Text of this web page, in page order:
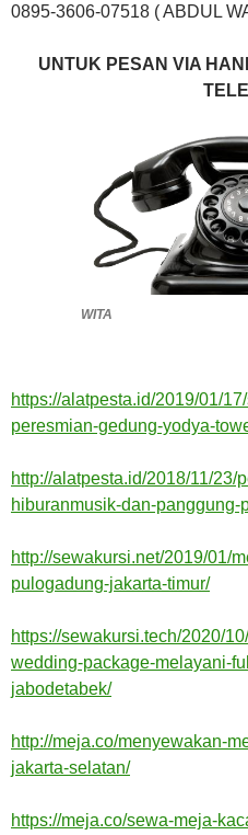
0895-3606-07518 ( ABDUL
UNTUK PESAN VIA
WITA
https://alatpesta.id/2019/01/
peresmian-gedung-yodya-
http://alatpesta.id/2018/11/
hiburanmusik-dan-
http://sewakursi.net/2019/01/
pulogadung-jakarta-timur/
https://sewakursi.tech/2020/
wedding-package-melayani-
jabodetabek/
http://meja.co/menyewakan-
jakarta-selatan/
https://meja.co/sewa-meja-